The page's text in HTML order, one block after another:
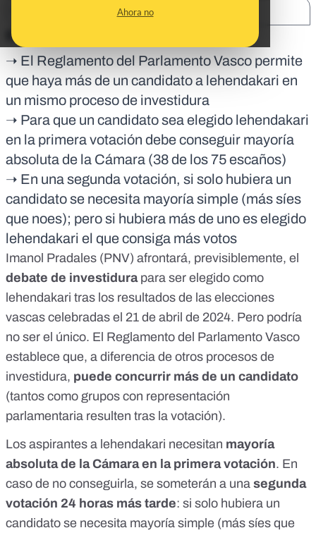
Ahora no
En corto:
➝ El Reglamento del Parlamento Vasco permite
que haya más de un candidato a lehendakari en
un mismo proceso de investidura
➝ Para que un candidato sea elegido lehendakari
en la primera votación debe conseguir mayoría
absoluta de la Cámara (38 de los 75 escaños)
➝ En una segunda votación, si solo hubiera un
candidato se necesita mayoría simple (más síes
que noes); pero si hubiera más de uno es elegido
lehendakari el que consiga más votos
Imanol Pradales (PNV) afrontará, previsiblemente, el
debate de investidurapara ser elegido como
lehendakari tras los resultados de las elecciones
vascas celebradas el 21 de abril de 2024. Pero podría
no ser el único. El Reglamento del Parlamento Vasco
establece que, a diferencia de otros procesos de
investidura, puede concurrir más de un candidato
(tantos como grupos con representación
parlamentaria resulten tras la votación).
Los aspirantes a lehendakari necesitan mayoría
absoluta de la Cámara en la primera votación. En
caso de no conseguirla, se someterán a una segunda
votación 24 horas más tarde: si solo hubiera un
candidato se necesita mayoría simple (más síes que